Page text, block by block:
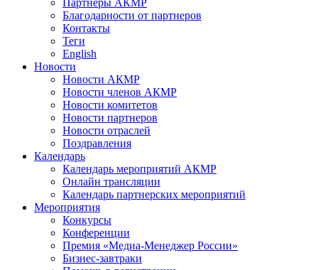
Партнеры АКМР
Благодарности от партнеров
Контакты
Теги
English
Новости
Новости АКМР
Новости членов АКМР
Новости комитетов
Новости партнеров
Новости отраслей
Поздравления
Календарь
Календарь мероприятий АКМР
Онлайн трансляции
Календарь партнерских мероприятий
Мероприятия
Конкурсы
Конференции
Премия «Медиа-Менеджер России»
Бизнес-завтраки